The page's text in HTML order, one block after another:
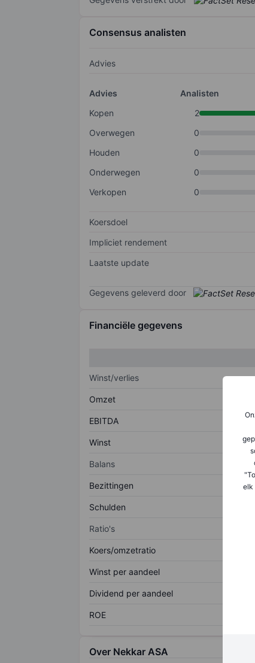
elk
Consensus analisten
Advies
Advies
Analisten
Kopen
2
Overwegen
0
Houden
0
Onderwegen
0
Verkopen
0
Koersdoel
Impliciet rendement
Laatste update
Gegevens geleverd door
Financiële gegevens
Winst/verlies
Omzet
EBITDA
Winst
Balans
Bezittingen
Schulden
Ratio's
Koers/omzetratio
Winst per aandeel
Dividend per aandeel
ROE
Over Nekkar ASA